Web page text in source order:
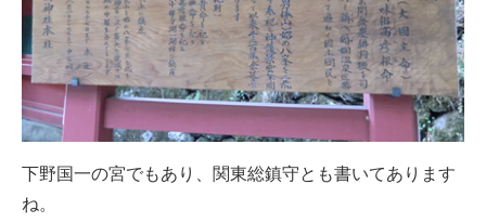
下野国一の宮でもあり、関東総鎮守とも書いてあります
ね。